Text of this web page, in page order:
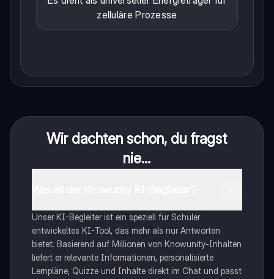
zelluläre Prozesse
Wir dachten schon, du fragst
nie...
Unser KI-Begleiter ist ein speziell für Schüler
entwickeltes KI-Tool, das mehr als nur Antworten
bietet. Basierend auf Millionen von Knowunity-Inhalten
liefert er relevante Informationen, personalisierte
Lernpläne, Quizze und Inhalte direkt im Chat und passt